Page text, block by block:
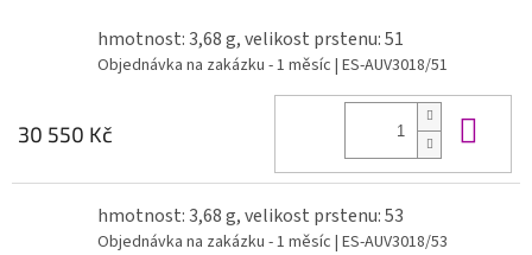
hmotnost: 3,68 g, velikost prstenu: 51
Objednávka na zakázku - 1 měsíc | ES-AUV3018/51
30 550 Kč
hmotnost: 3,68 g, velikost prstenu: 53
Objednávka na zakázku - 1 měsíc | ES-AUV3018/53